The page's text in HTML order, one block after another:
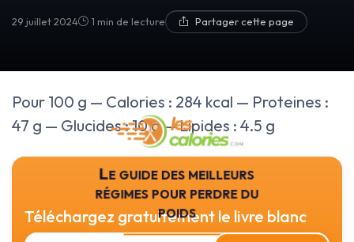
29 juillet 2024 1 min de lecture Partager cette page
Pour 100 g — Calories : 284 kcal — Proteines :
47 g — Glucides : 10 g — Lipides : 4.5 g
Le guide des meilleurs
régimes pour perdre du
poids
Téléchargez gratuitement le livre blanc